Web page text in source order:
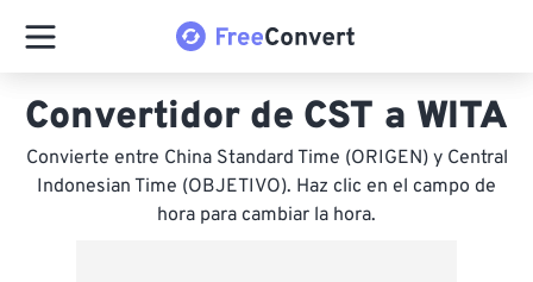
Convertidor de CST a WITA
Convierte entre China Standard Time (ORIGEN) y Central
Indonesian Time (OBJETIVO). Haz clic en el campo de
hora para cambiar la hora.